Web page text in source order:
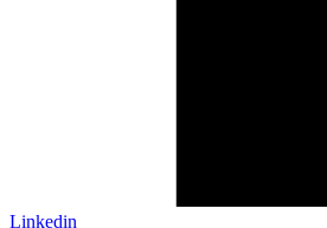
Linkedin